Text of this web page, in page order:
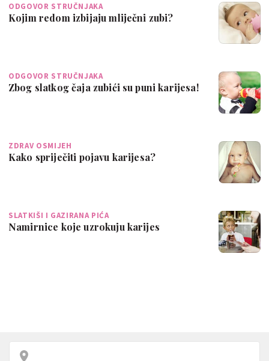
ODGOVOR STRUČNJAKA
Kojim redom izbijaju mliječni zubi?
ODGOVOR STRUČNJAKA
Zbog slatkog čaja zubići su puni karijesa!
ZDRAV OSMIJEH
Kako spriječiti pojavu karijesa?
SLATKIŠI I GAZIRANA PIĆA
Namirnice koje uzrokuju karijes